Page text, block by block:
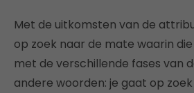
Met de uitkomsten van de
op zoek naar de mate waarin
met de verschillende fases van
andere woorden: je gaat op